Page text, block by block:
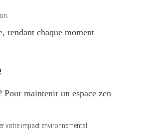
rendant chaque moment
maintenir un espace zen
votre impact environnemental.